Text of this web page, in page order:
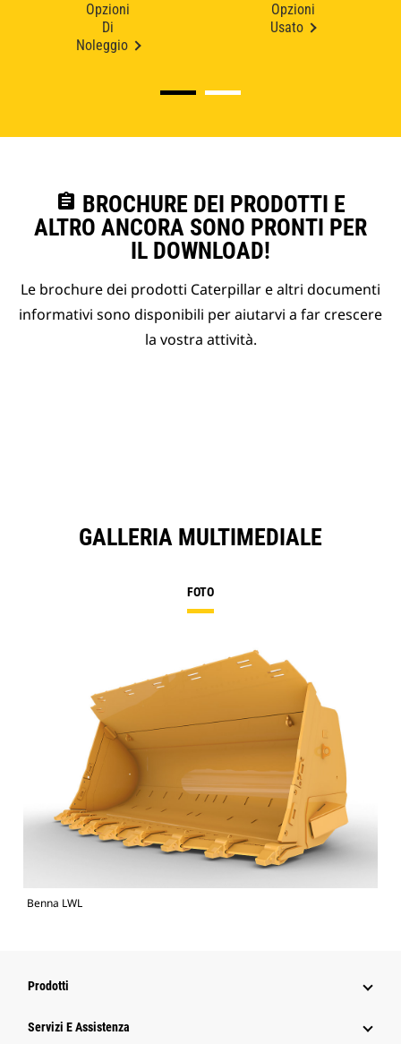
Opzioni
Di
Noleggio
Opzioni
Usato
assignment BROCHURE DEI PRODOTTI E
ALTRO ANCORA SONO PRONTI PER
IL DOWNLOAD!
Le brochure dei prodotti Caterpillar e altri documenti
informativi sono disponibili per aiutarvi a far crescere
la vostra attività.
GALLERIA MULTIMEDIALE
FOTO
Benna LWL
Prodotti
Servizi E Assistenza